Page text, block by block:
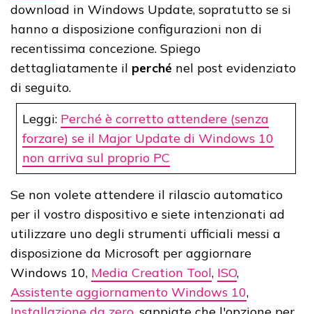
download in Windows Update, sopratutto se si
hanno a disposizione configurazioni non di
recentissima concezione. Spiego
dettagliatamente il perché nel post evidenziato
di seguito.
Leggi: Perché è corretto attendere (senza
forzare) se il Major Update di Windows 10
non arriva sul proprio PC
Se non volete attendere il rilascio automatico
per il vostro dispositivo e siete intenzionati ad
utilizzare uno degli strumenti ufficiali messi a
disposizione da Microsoft per aggiornare
Windows 10, Media Creation Tool, ISO,
Assistente aggiornamento Windows 10,